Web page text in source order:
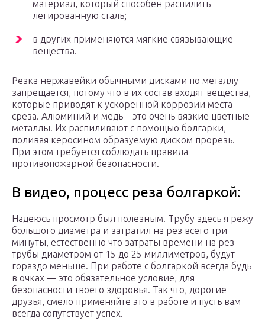
материал, который способен распилить
легированную сталь;
в других применяются мягкие связывающие
вещества.
Резка нержавейки обычными дисками по металлу
запрещается, потому что в их состав входят вещества,
которые приводят к ускоренной коррозии места
среза. Алюминий и медь – это очень вязкие цветные
металлы. Их распиливают с помощью болгарки,
поливая керосином образуемую диском прорезь.
При этом требуется соблюдать правила
противопожарной безопасности.
В видео, процесс реза болгаркой:
Надеюсь просмотр был полезным. Трубу здесь я режу
большого диаметра и затратил на рез всего три
минуты, естественно что затраты времени на рез
трубы диаметром от 15 до 25 миллиметров, будут
гораздо меньше. При работе с болгаркой всегда будь
в очках — это обязательное условие, для
безопасности твоего здоровья. Так что, дорогие
друзья, смело применяйте это в работе и пусть вам
всегда сопутствует успех.